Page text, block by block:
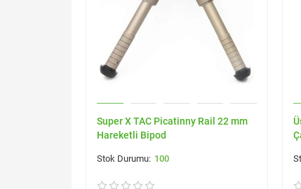
Super X TAC Picatinny Rail 22 mm
Hareketli Bipod
100